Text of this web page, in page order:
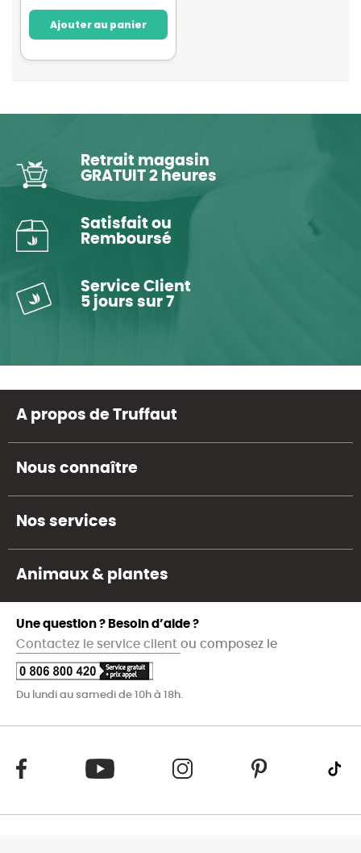
Ajouter au panier
Retrait magasin
GRATUIT 2 heures
Satisfait ou
Remboursé
Service Client
5 jours sur 7
A propos de Truffaut
Nous connaître
Nos services
Animaux & plantes
Une question ? Besoin d’aide ?
Contactez le service client ou composez le
Du lundi au samedi de 10h à 18h.